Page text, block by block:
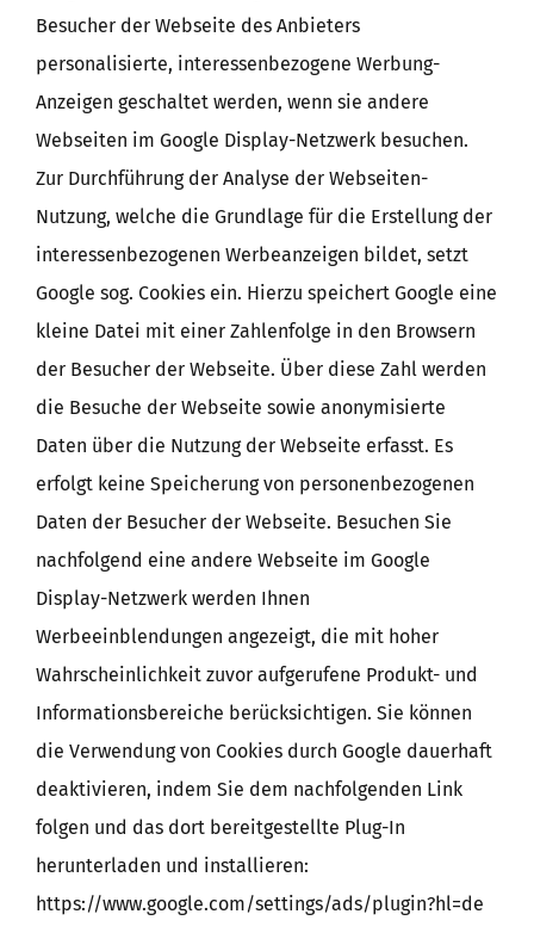
Besucher der Webseite des Anbieters
personalisierte, interessenbezogene Werbung-
Anzeigen geschaltet werden, wenn sie andere
Webseiten im Google Display-Netzwerk besuchen.
Zur Durchführung der Analyse der Webseiten-
Nutzung, welche die Grundlage für die Erstellung der
interessenbezogenen Werbeanzeigen bildet, setzt
Google sog. Cookies ein. Hierzu speichert Google eine
kleine Datei mit einer Zahlenfolge in den Browsern
der Besucher der Webseite. Über diese Zahl werden
die Besuche der Webseite sowie anonymisierte
Daten über die Nutzung der Webseite erfasst. Es
erfolgt keine Speicherung von personenbezogenen
Daten der Besucher der Webseite. Besuchen Sie
nachfolgend eine andere Webseite im Google
Display-Netzwerk werden Ihnen
Werbeeinblendungen angezeigt, die mit hoher
Wahrscheinlichkeit zuvor aufgerufene Produkt- und
Informationsbereiche berücksichtigen. Sie können
die Verwendung von Cookies durch Google dauerhaft
deaktivieren, indem Sie dem nachfolgenden Link
folgen und das dort bereitgestellte Plug-In
herunterladen und installieren:
https://www.google.com/settings/ads/plugin?hl=de